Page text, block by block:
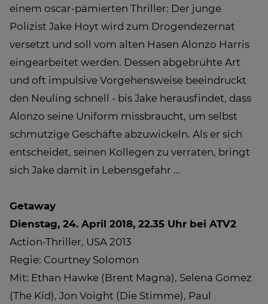
einem oscar-pämierten Thriller: Der junge
Polizist Jake Hoyt wird zum Drogendezernat
versetzt und soll vom alten Hasen Alonzo Harris
eingearbeitet werden. Dessen abgebrühte Art
und oft impulsive Vorgehensweise beeindruckt
den Neuling schnell - bis Jake herausfindet, dass
Alonzo seine Uniform missbraucht, um selbst
schmutzige Geschäfte abzuwickeln. Als er sich
entscheidet, seinen Kollegen zu verraten, bringt
sich Jake damit in Lebensgefahr ...
Getaway
Dienstag, 24. April 2018, 22.35 Uhr bei ATV2
Action-Thriller, USA 2013
Regie: Courtney Solomon
Mit: Ethan Hawke (Brent Magna), Selena Gomez
(The Kid), Jon Voight (Die Stimme), Paul